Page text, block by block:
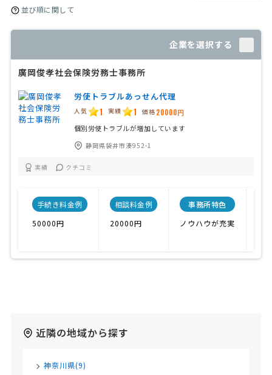
並び順に関して
企業を選択する
廣岡俊孝社会保険労務士事務所
労使トラブルあっせん代理
人気 1 実績 1 価格 20000円
個別労使トラブルが増加しています
静岡県袋井市湊952-1
実績 クチコミ
手続き料金例
50000円
相談料金例
20000円
事務所特色
ノウハウが充実
近隣の地域から探す
神奈川県(9)